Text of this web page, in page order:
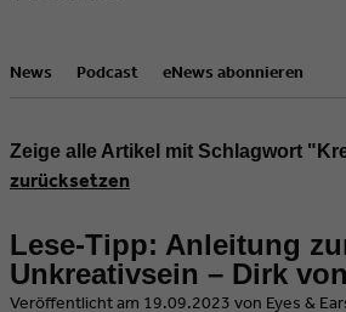
News Podcast eNews abonnieren
Zeige alle Artikel mit Schlagwort
zurücksetzen
Lese-Tipp: Anleitung
Unkreativsein – Dirk
​Veröffentlicht am 19.09.2023 von Eyes &